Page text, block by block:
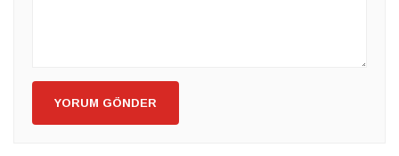
YORUM GÖNDER